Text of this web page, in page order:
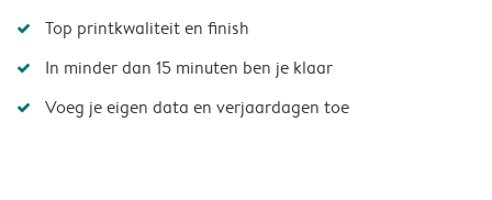
Top printkwaliteit en finish
In minder dan 15 minuten ben je klaar
Voeg je eigen data en verjaardagen toe